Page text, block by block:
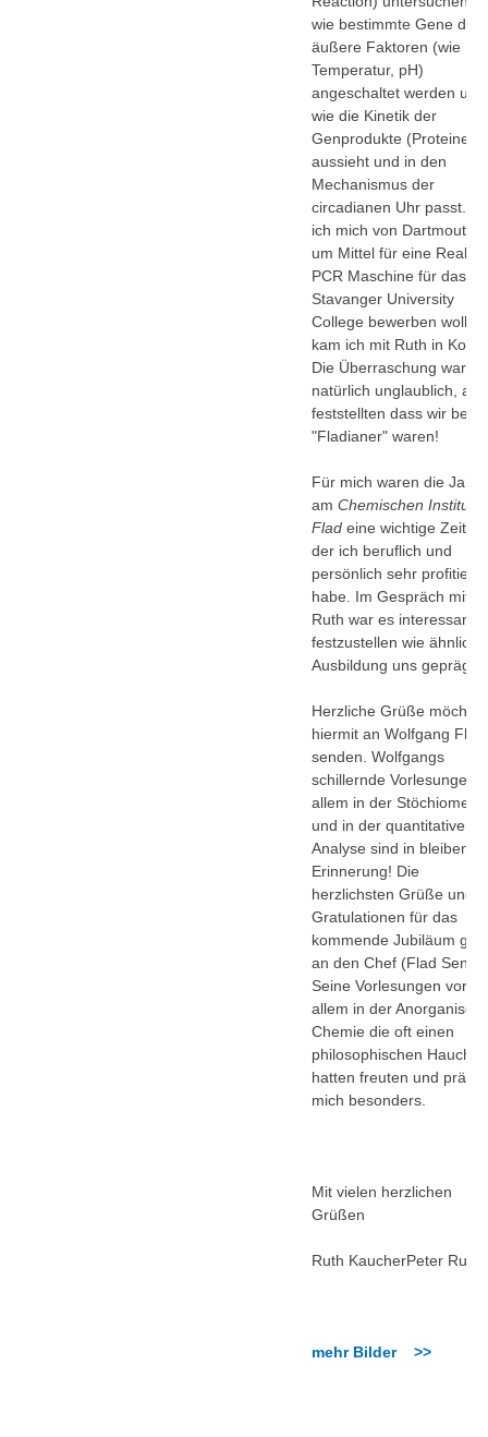
wie bestimmte Gene
äußere Faktoren (wie
Temperatur, pH)
angeschaltet werden und
wie die Kinetik der
Genprodukte (Proteine)
aussieht und in den
Mechanismus der
circadianen Uhr passt.
ich mich von Dartmouth
um Mittel für eine Real
PCR Maschine für das
Stavanger University
College bewerben wollte,
kam ich mit Ruth in
Die Überraschung war
natürlich unglaublich, als
feststellten dass wir beide
"Fladianer" waren!
Für mich waren die Jahre
am Chemischen Institut
Flad eine wichtige Zeit,
der ich beruflich und
persönlich sehr profitiert
habe. Im Gespräch mit
Ruth war es interessant
festzustellen wie ähnlich
Ausbildung uns geprägt
Herzliche Grüße möchte
hiermit an Wolfgang Flad
senden. Wolfgangs
schillernde Vorlesungen
allem in der
und in der quantitativen
Analyse sind in
Erinnerung! Die
herzlichsten Grüße und
Gratulationen für das
kommende Jubiläum
an den Chef (Flad
Seine Vorlesungen vor
allem in der
Chemie die oft einen
philosophischen Hauch
hatten freuten und
mich besonders.
Mit vielen herzlichen
Grüßen
Ruth KaucherPeter Ruoff
mehr Bilder >>